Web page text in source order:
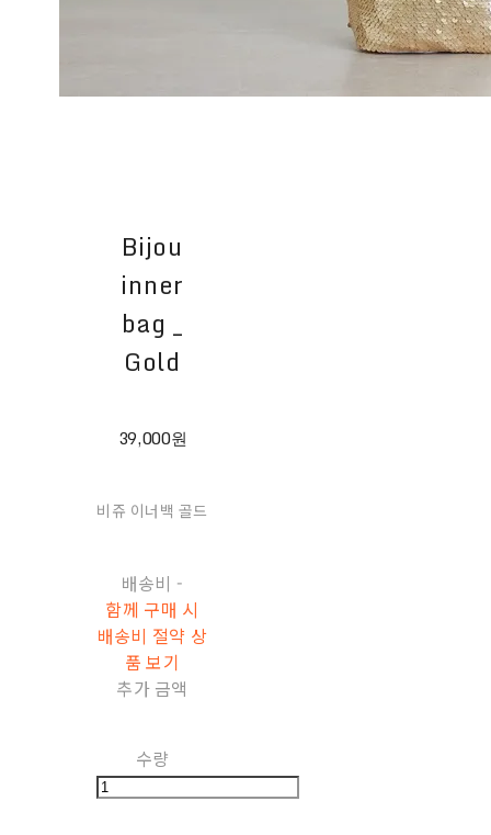
Bijou
inner
bag _
Gold
39,000원
비쥬 이너백 골드
배송비 -
함께 구매 시
배송비 절약 상
품 보기
추가 금액
수량